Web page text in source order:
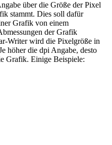
über die Größe der Pixel
stammt. Dies soll dafür
Grafik von einem
der Grafik
Writer wird die Pixelgröße in
höher die dpi Angabe, desto
Grafik. Einige Beispiele: